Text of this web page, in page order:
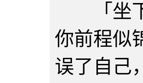
「坐下
你前程似
误了自己